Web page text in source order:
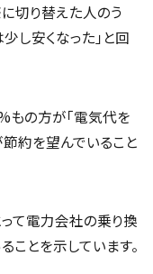
切り替えた人のう
し安くなった」と回
もの方が「電気代を
節約を望んでいること
て電力会社の乗り換
ことを示しています。